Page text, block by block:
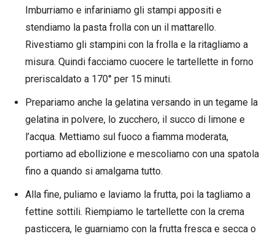
Imburriamo e infariniamo gli stampi appositi e
stendiamo la pasta frolla con un il mattarello.
Rivestiamo gli stampini con la frolla e la ritagliamo a
misura. Quindi facciamo cuocere le tartellette in forno
preriscaldato a 170° per 15 minuti.
Prepariamo anche la gelatina versando in un tegame la
gelatina in polvere, lo zucchero, il succo di limone e
l’acqua. Mettiamo sul fuoco a fiamma moderata,
portiamo ad ebollizione e mescoliamo con una spatola
fino a quando si amalgama tutto.
Alla fine, puliamo e laviamo la frutta, poi la tagliamo a
fettine sottili. Riempiamo le tartellette con la crema
pasticcera, le guarniamo con la frutta fresca e secca o